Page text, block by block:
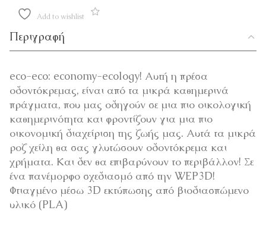
Add to wishlist
Περιγραφή
eco-eco: economy-ecology! Αυτή η πρέσα
οδοντόκρεμας, είναι από τα μικρά καθημερινά
πράγματα, που μας οδηγούν σε μια πιο οικολογική
καθημερινότητα και φροντίζουν για μια πιο
οικονομική διαχείριση της ζωής μας. Αυτά τα μικρά
ροζ χείλη θα σας γλυτώσουν οδοντόκρεμα και
χρήματα. Και δεν θα επιβαρύνουν το περιβάλλον! Σε
ένα πανέμορφο σχεδιασμό από την WEP3D!
Φτιαγμένο μέσω 3D εκτύπωσης από βιοδιασπώμενο
υλικό (PLA)